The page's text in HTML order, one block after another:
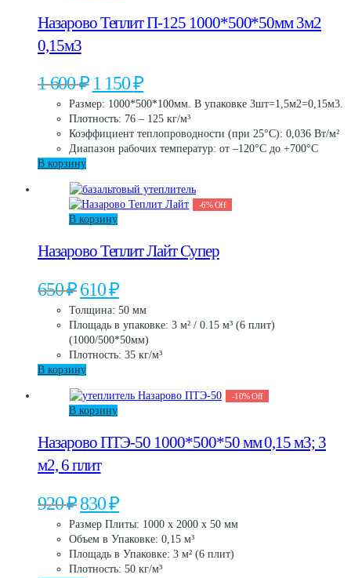
Назарово Теплит П-125 1000*500*50мм 3м2
0,15м3
1 600₽ Первоначальная
цена
составляла
1
600 ₽.
1 150₽Текущая
цена:
1
150 ₽.
Размер: 1000*500*100мм. В упаковке 3шт=1,5м2=0,15м3.
Плотность: 76 – 125 кг/м³
Коэффициент теплопроводности (при 25°C): 0,036 Вт/м²
Диапазон рабочих температур: от –120°C до +700°C
В корзину
-6% Off
В корзину
Назарово Теплит Лайт Супер
650₽ Первоначальная
цена
составляла
650 ₽.
610₽Текущая
цена:
610 ₽.
Толщина: 50 мм
Площадь в упаковке: 3 м² / 0.15 м³ (6 плит)
(1000/500*50мм)
Плотность: 35 кг/м³
В корзину
-10% Off
В корзину
Назарово ПТЭ-50 1000*500*50 мм 0,15 м3; 3
м2, 6 плит
920₽ Первоначальная
цена
составляла
920 ₽.
830₽Текущая
цена:
830 ₽.
Размер Плиты: 1000 х 2000 х 50 мм
Объем в Упаковке: 0,15 м³
Площадь в Упаковке: 3 м² (6 плит)
Плотность: 50 кг/м³